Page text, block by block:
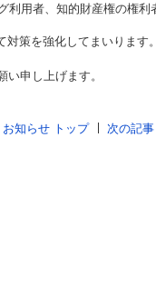
利用者、知的財産権の権
策を強化してまいります。
申し上げます。
お知らせ トップ 次の記事